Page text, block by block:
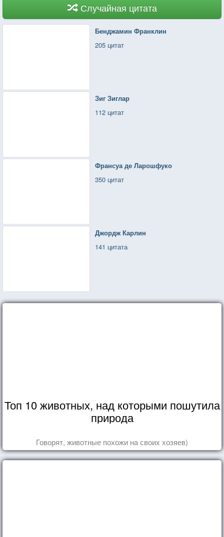
Случайная цитата
Бенджамин Франклин
205 цитат
Зиг Зиглар
112 цитат
Франсуа де Ларошфуко
350 цитат
Джордж Карлин
141 цитата
Топ 10 животных, над которыми пошутила
природа
Говорят, животные похожи на своих хозяев)